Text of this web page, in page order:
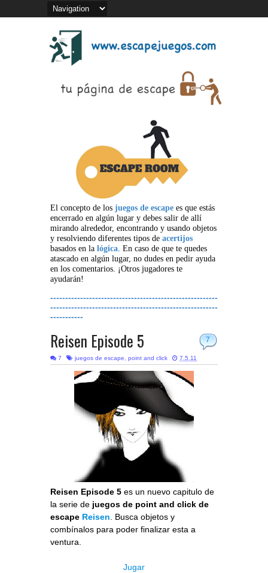
El concepto de los juegos de escape es que estás
encerrado en algún lugar y debes salir de allí
mirando alrededor, encontrando y usando objetos
y resolviendo diferentes tipos de acertijos
basados en la lógica. En caso de que te quedes
atascado en algún lugar, no dudes en pedir ayuda
en los comentarios. ¡Otros jugadores te
ayudarán!
--------------------------------------------------------
--------------------------------------------------------
-----------
7
Reisen Episode 5
7 juegos de escape, point and click 7.5.11
Reisen Episode 5 es un nuevo capitulo de
la serie de juegos de point and click de
escape Reisen. Busca objetos y
combínalos para poder finalizar esta a
ventura.
Jugar